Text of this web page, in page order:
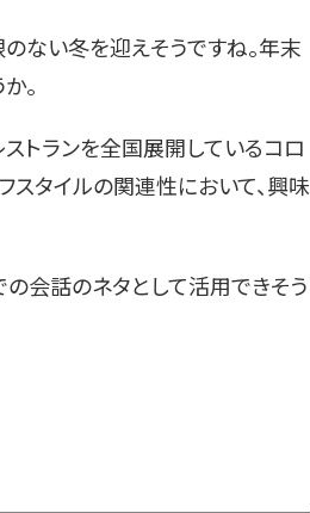
ない冬を迎えそうですね。年末
。
トランを全国展開しているコロ
スタイルの関連性において、興味
の会話のネタとして活用できそう